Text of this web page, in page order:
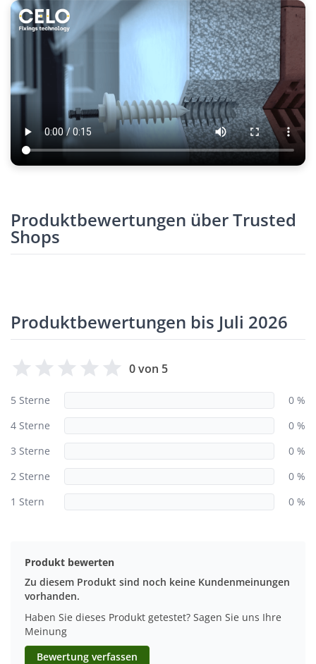
Produktbewertungen über Trusted
Shops
Produktbewertungen bis Juli 2026
0 von 5
5 Sterne
0 %
4 Sterne
0 %
3 Sterne
0 %
2 Sterne
0 %
1 Stern
0 %
Produkt bewerten
Zu diesem Produkt sind noch keine Kundenmeinungen
vorhanden.
Haben Sie dieses Produkt getestet? Sagen Sie uns Ihre
Meinung
Bewertung verfassen